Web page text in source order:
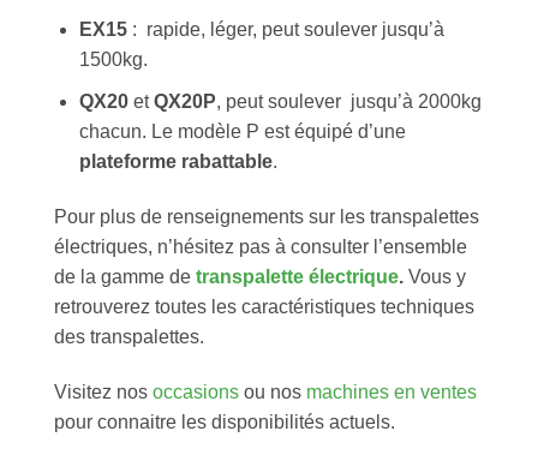
EX15: rapide, léger, peut soulever jusqu’à
1500kg.
QX20etQX20P, peut soulever jusqu’à 2000kg
chacun. Le modèle P est équipé d’une
plateforme rabattable.
Pour plus de renseignements sur les transpalettes
électriques, n’hésitez pas à consulter l’ensemble
de la gamme de transpalette électrique. Vous y
retrouverez toutes les caractéristiques techniques
des transpalettes.
Visitez nos occasions ou nos machines en ventes
pour connaitre les disponibilités actuels.